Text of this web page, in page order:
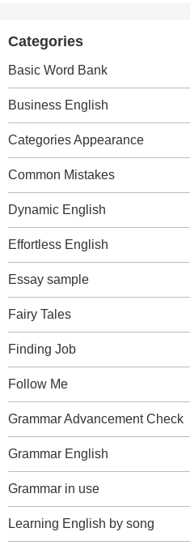
Categories
Basic Word Bank
Business English
Categories Appearance
Common Mistakes
Dynamic English
Effortless English
Essay sample
Fairy Tales
Finding Job
Follow Me
Grammar Advancement Check
Grammar English
Grammar in use
Learning English by song